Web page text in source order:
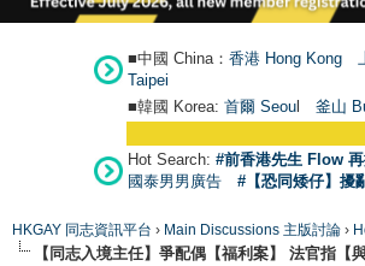
■中國 China： 香港 Hong Kong
Taipei
■韓國 Korea: 首爾 Seoul 釜山
Hot Search: #前香港先生 Flow
國泰男男廣告
#【恐同矮仔】擾
HKGAY 同志資訊平台 › Main Discussions 主版討論 ›
【同志入境主任】爭配偶【福利案】 法官指【